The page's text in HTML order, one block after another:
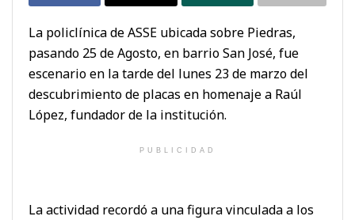
La policlínica de ASSE ubicada sobre Piedras,
pasando 25 de Agosto, en barrio San José, fue
escenario en la tarde del lunes 23 de marzo del
descubrimiento de placas en homenaje a Raúl
López, fundador de la institución.
PUBLICIDAD
La actividad recordó a una figura vinculada a los